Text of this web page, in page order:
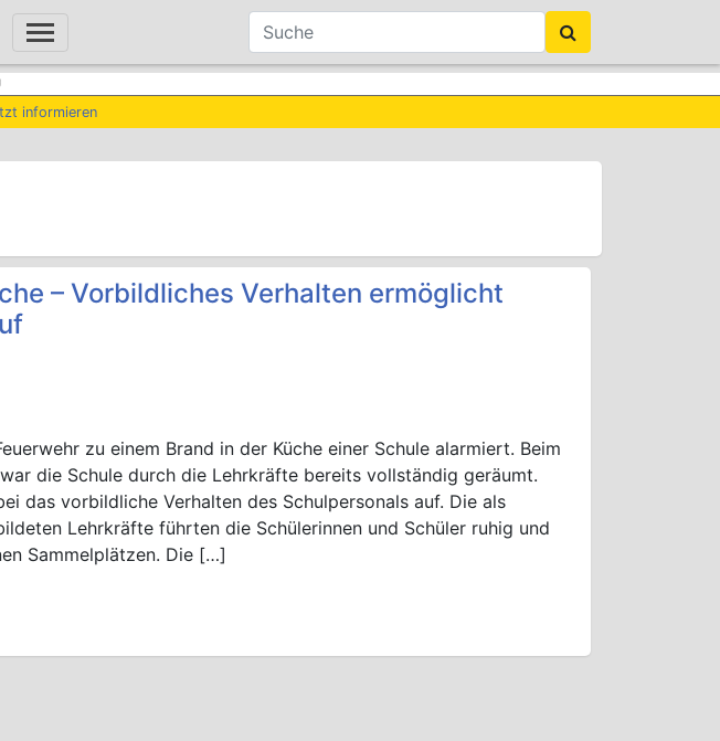
informieren
– Vorbildliches Verhalten ermöglicht
zu einem Brand in der Küche einer Schule alarmiert. Beim
die Schule durch die Lehrkräfte bereits vollständig geräumt.
das vorbildliche Verhalten des Schulpersonals auf. Die als
Lehrkräfte führten die Schülerinnen und Schüler ruhig und
Sammelplätzen. Die […]